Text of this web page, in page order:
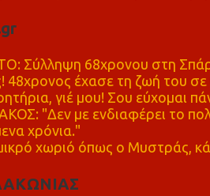
Σύλληψη 68χρονου στη
48χρονος έχασε τη ζωή του
γιέ μου! Σου εύχομαι
"Δεν με ενδιαφέρει το
χρόνια."
χωριό όπως ο Μυστράς,